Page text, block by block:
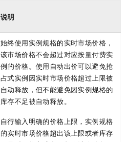
说明
始终使用实例规格的实时市场价格，
该市场价格不会超过对应按量付费实
例的价格。使用自动出价可以避免抢
占式实例因实时市场价格超过上限被
自动释放，但不能避免因实例规格的
库存不足被自动释放。
自行输入明确的价格上限，实例规格
的实时市场价格超出该上限或者库存